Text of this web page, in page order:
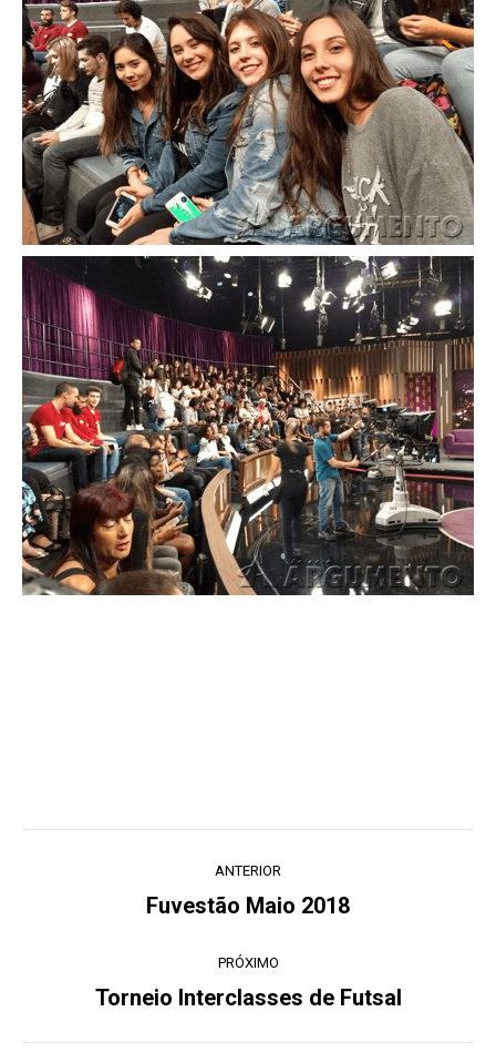
ANTERIOR
Post
Fuvestão Maio 2018
PRÓXIMO
Próximo
Torneio Interclasses de Futsal